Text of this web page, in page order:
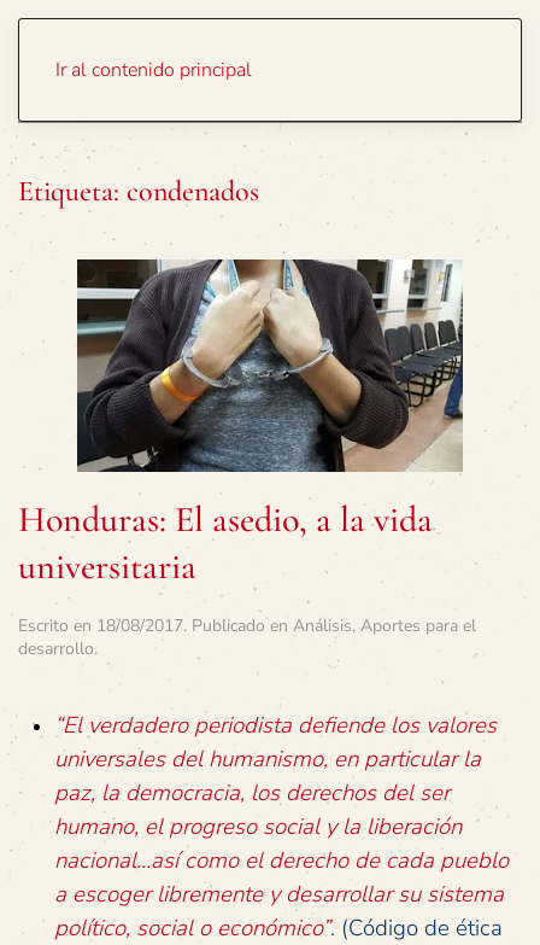
Ir al contenido principal
Etiqueta: condenados
Honduras: El asedio, a la vida
universitaria
Escrito en 18/08/2017. Publicado en Análisis,Aportes para el
desarrollo.
“El verdadero periodista defiende los valores
universales del humanismo, en particular la
paz, la democracia, los derechos del ser
humano, el progreso social y la liberación
nacional…así como el derecho de cada pueblo
a escoger libremente y desarrollar su sistema
político, social o económico”. (Código de ética